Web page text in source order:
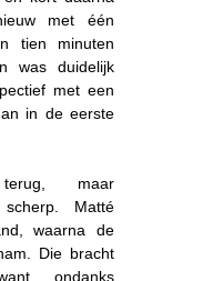
met één
tien minuten
was duidelijk
met een
in de eerste
maar
scherp. Matté
waarna de
Die bracht
ondanks